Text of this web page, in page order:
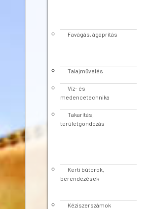
Favágás, ágaprítás
Talajművelés
Víz- és
medencetechnika
Takarítás,
területgondozás
Kerti bútorok,
berendezések
Kéziszerszámok